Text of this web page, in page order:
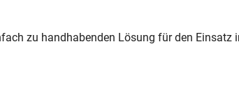
zu handhabenden Lösung für den Einsatz